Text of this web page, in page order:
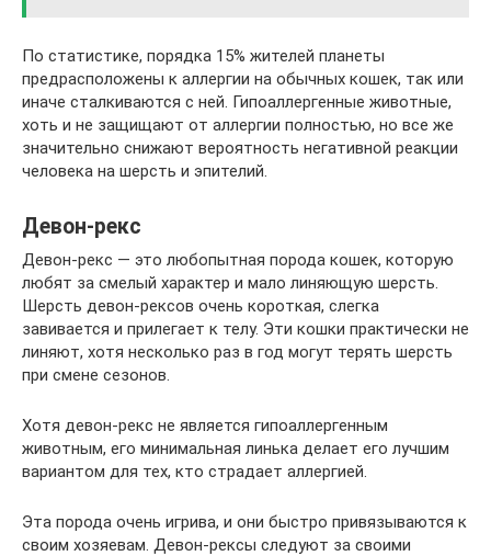
По статистике, порядка 15% жителей планеты
предрасположены к аллергии на обычных кошек, так или
иначе сталкиваются с ней. Гипоаллергенные животные,
хоть и не защищают от аллергии полностью, но все же
значительно снижают вероятность негативной реакции
человека на шерсть и эпителий.
Девон-рекс
Девон-рекс — это любопытная порода кошек, которую
любят за смелый характер и мало линяющую шерсть.
Шерсть девон-рексов очень короткая, слегка
завивается и прилегает к телу. Эти кошки практически не
линяют, хотя несколько раз в год могут терять шерсть
при смене сезонов.
Хотя девон-рекс не является гипоаллергенным
животным, его минимальная линька делает его лучшим
вариантом для тех, кто страдает аллергией.
Эта порода очень игрива, и они быстро привязываются к
своим хозяевам. Девон-рексы следуют за своими